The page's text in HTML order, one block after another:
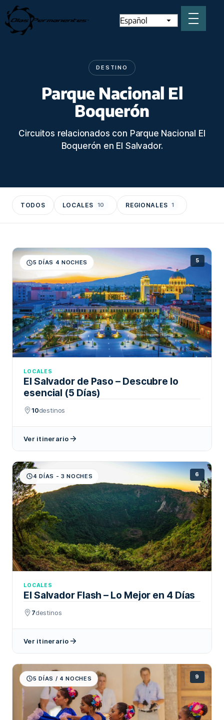
DESTINO
Parque Nacional El
Boquerón
Circuitos relacionados con Parque Nacional El
Boquerón en El Salvador.
TODOS LOCALES 10 REGIONALES 1
5 DÍAS 4 NOCHES 5
LOCALES
El Salvador de Paso – Descubre lo
esencial (5 Días)
10destinos
Ver itinerario
4 DÍAS - 3 NOCHES 6
LOCALES
El Salvador Flash – Lo Mejor en 4 Días
7destinos
Ver itinerario
5 DÍAS / 4 NOCHES 9